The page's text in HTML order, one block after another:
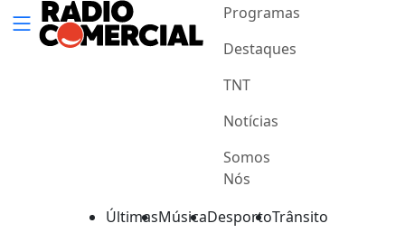
Programas
Destaques
TNT
Notícias
Somos
Nós
ÚltimasMúsicaDesportoTrânsito